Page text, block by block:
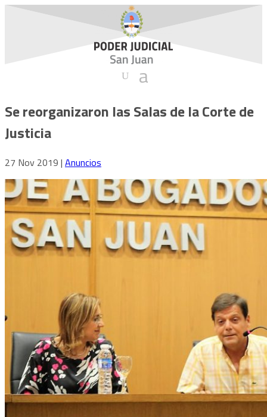
Se reorganizaron las Salas de la Corte de
Justicia
27 Nov 2019 | Anuncios